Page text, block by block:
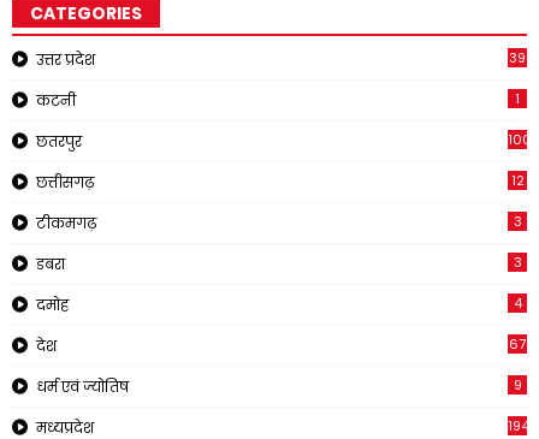
CATEGORIES
उत्तर प्रदेश 39
कटनी 1
छतरपुर 1001
छत्तीसगढ़ 12
टीकमगढ़ 3
डबरा 3
दमोह 4
देश 67
धर्म एवं ज्योतिष 9
मध्यप्रदेश 194